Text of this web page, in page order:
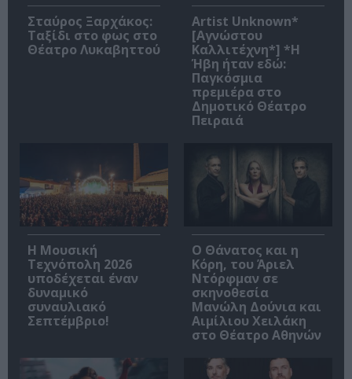
Σταύρος Ξαρχάκος:
Ταξίδι στο φως στο
Θέατρο Λυκαβηττού
Artist Unknown*
[Αγνώστου
Καλλιτέχνη*] *Η
Ήβη ήταν εδώ:
Παγκόσμια
πρεμιέρα στο
Δημοτικό Θέατρο
Πειραιά
Η Μουσική
Τεχνόπολη 2026
υποδέχεται έναν
δυναμικό
συναυλιακό
Σεπτέμβριο!
Ο Θάνατος και η
Κόρη, του Άριελ
Ντόρφμαν σε
σκηνοθεσία
Μανώλη Δούνια και
Αιμίλιου Χειλάκη
στο Θέατρο Αθηνών